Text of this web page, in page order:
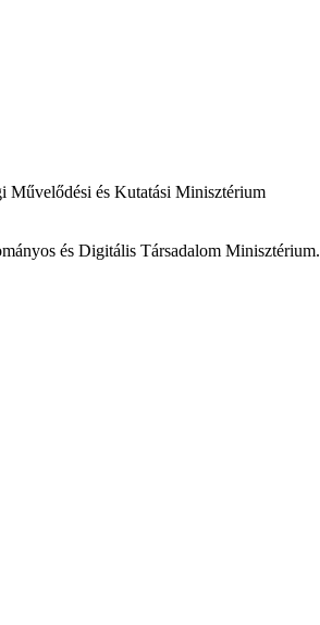
Művelődési és Kutatási Minisztérium
és Digitális Társadalom Minisztérium.